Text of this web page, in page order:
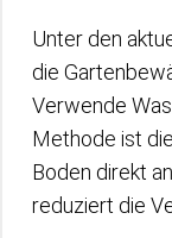
Unter den
die
Verwende
Methode ist
Boden direkt
reduziert die